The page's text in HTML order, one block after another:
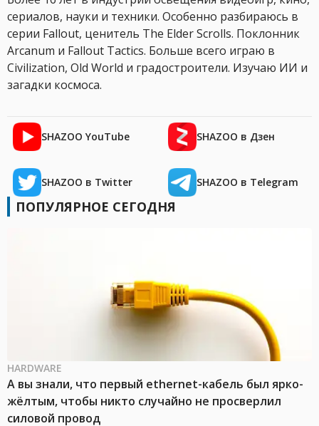
сериалов, науки и техники. Особенно разбираюсь в
серии Fallout, ценитель The Elder Scrolls. Поклонник
Arcanum и Fallout Tactics. Больше всего играю в
Civilization, Old World и градостроители. Изучаю ИИ и
загадки космоса.
SHAZOO YouTube SHAZOO в Дзен
SHAZOO в Twitter SHAZOO в Telegram
ПОПУЛЯРНОЕ СЕГОДНЯ
HARDWARE
А вы знали, что первый ethernet-кабель был ярко-
жёлтым, чтобы никто случайно не просверлил
силовой провод